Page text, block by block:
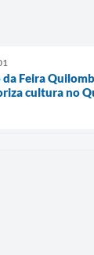
da Feira
cultura no